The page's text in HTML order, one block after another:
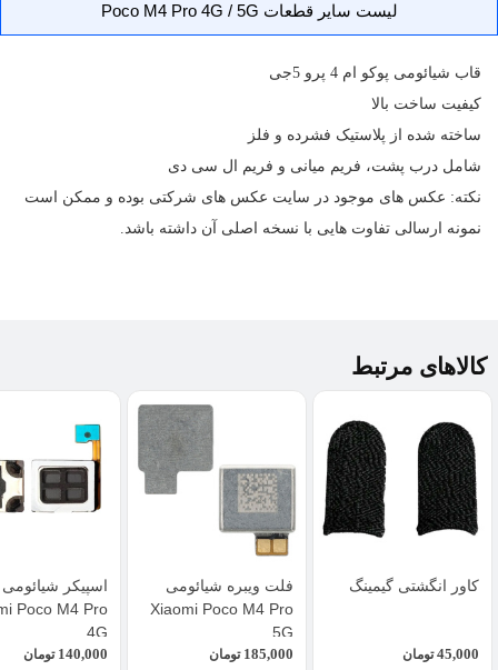
لیست سایر قطعات Poco M4 Pro 4G / 5G
قاب شیائومی پوکو ام 4 پرو 5جی
کیفیت ساخت بالا
ساخته شده از پلاستیک فشرده و فلز
شامل درب پشت، فریم میانی و فریم ال سی دی
نکته: عکس های موجود در سایت عکس های شرکتی بوده و ممکن است
نمونه ارسالی تفاوت هایی با نسخه اصلی آن داشته باشد.
کالاهای مرتبط
کاور انگشتی گیمینگ
45,000 تومان
فلت ویبره شیائومی
Xiaomi Poco M4 Pro
5G
185,000 تومان
اسپیکر شیائومی
Poco M4 Pro
4G
140,000 تومان